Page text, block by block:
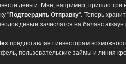
деньги. Мне, например, пришло три
"Подтвердить Отправку". Теперь
деньги зачислятся на баланс
предоставляет инвесторам
пользовательские займы и линия